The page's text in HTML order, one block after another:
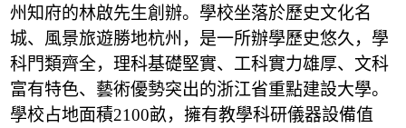
州知府的林啟先生創辦。學校坐落於歷史文化名
城、風景旅遊勝地杭州，是一所辦學歷史悠久，學
科門類齊全，理科基礎堅實、工科實力雄厚、文科
富有特色、藝術優勢突出的浙江省重點建設大學。
學校占地面積2100畝，擁有教學科研儀器設備值